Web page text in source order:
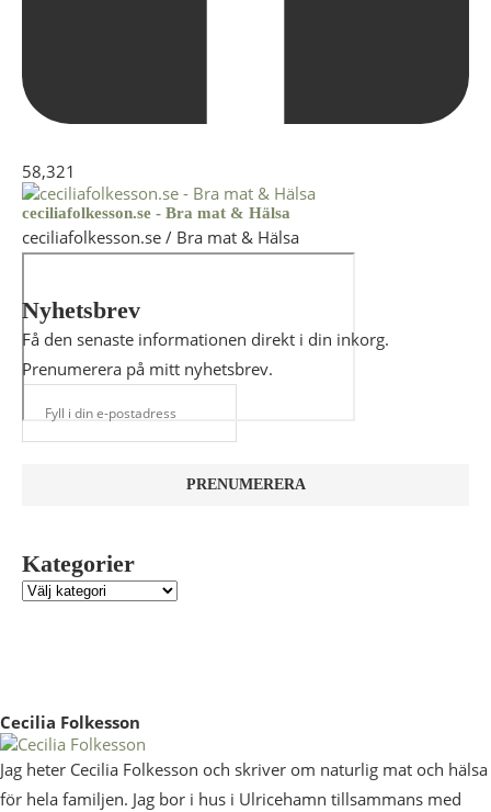
58,321
ceciliafolkesson.se - Bra mat & Hälsa
ceciliafolkesson.se / Bra mat & Hälsa
Nyhetsbrev
Få den senaste informationen direkt i din inkorg.
Prenumerera på mitt nyhetsbrev.
Kategorier
Cecilia Folkesson
Jag heter Cecilia Folkesson och skriver om naturlig mat och hälsa
för hela familjen. Jag bor i hus i Ulricehamn tillsammans med